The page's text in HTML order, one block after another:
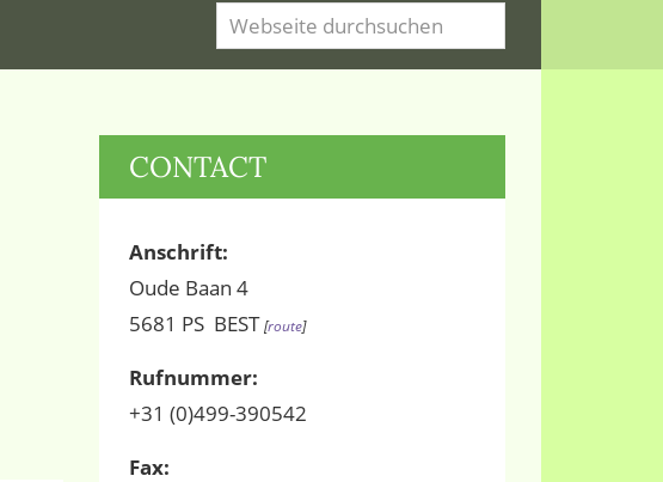
Webseite
durchsuchen
SEITENSPALTE
CONTACT
Anschrift:
Oude Baan 4
5681 PS BEST[route]
Rufnummer:
+31 (0)499-390542
Fax: